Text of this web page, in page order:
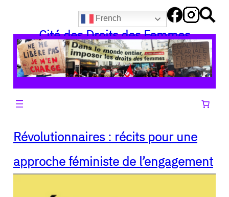
contenu
French
Cité des Droits des Femmes
Révolutionnaires : récits pour une
approche féministe de l’engagement